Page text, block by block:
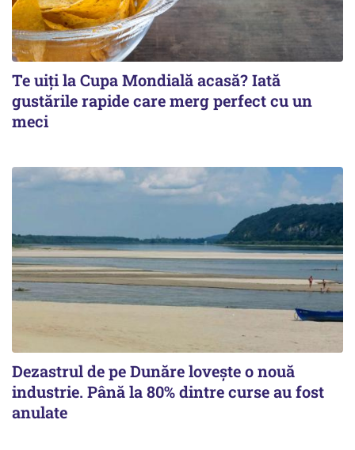
Te uiți la Cupa Mondială acasă? Iată
gustările rapide care merg perfect cu un
meci
Dezastrul de pe Dunăre lovește o nouă
industrie. Până la 80% dintre curse au fost
anulate